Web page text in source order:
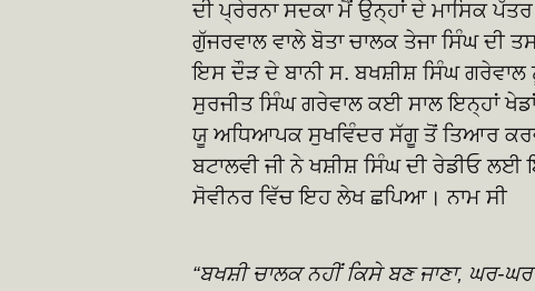
ਦੀ ਪ੍ਰੇਰਨਾ ਸਦਕਾ ਮੈਂ ਉਨ੍ਹਾਂ ਦੇ ਮਾਸਿਕ
ਗੁੱਜਰਵਾਲ ਵਾਲੇ ਬੋਤਾ ਚਾਲਕ ਤੇਜਾ ਸਿੰਘ
ਇਸ ਦੌੜ ਦੇ ਬਾਨੀ ਸ. ਬਖਸ਼ੀਸ਼ ਸਿੰਘ ਗਰੇਵਾਲ
ਸੁਰਜੀਤ ਸਿੰਘ ਗਰੇਵਾਲ ਕਈ ਸਾਲ ਇਨ੍ਹਾਂ
ਯੂ ਅਧਿਆਪਕ ਸੁਖਵਿੰਦਰ ਸੱਗੂ ਤੋਂ ਤਿਆਰ
ਬਟਾਲਵੀ ਜੀ ਨੇ ਖਸ਼ੀਸ਼ ਸਿੰਘ ਦੀ ਰੇਡੀਓ ਲਈ
ਸੋਵੀਨਰ ਵਿੱਚ ਇਹ ਲੇਖ ਛਪਿਆ। ਨਾਮ ਸੀ
“ਬਖਸ਼ੀ ਚਾਲਕ ਨਹੀਂ ਕਿਸੇ ਬਣ ਜਾਣਾ, ਘਰ-